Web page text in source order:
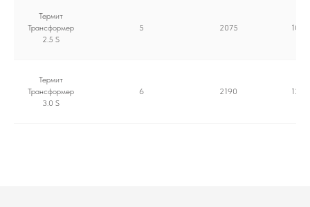
Термит
Трансформер
2.5 S
5 2075 1050
Термит
Трансформер
3.0 S
6 2190 1200